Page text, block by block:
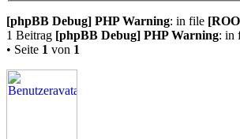
[phpBB Debug] PHP Warning: in file
1 Beitrag [phpBB Debug] PHP Warning: in
• Seite 1 von 1